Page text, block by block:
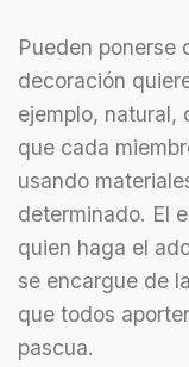
Pueden ponerse
decoración
ejemplo, natural,
que cada
usando
determinado. El
quien haga el
se encargue de
que todos
pascua.